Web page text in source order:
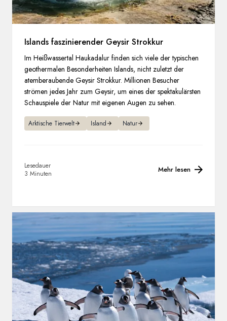
Islands faszinierender Geysir Strokkur
Im Heißwassertal Haukadalur finden sich viele der typischen
geothermalen Besonderheiten Islands, nicht zuletzt der
atemberaubende Geysir Strokkur. Millionen Besucher
strömen jedes Jahr zum Geysir, um eines der spektakulärsten
Schauspiele der Natur mit eigenen Augen zu sehen.
Arktische Tierwelt Island Natur
Lesedauer
3 Minuten
Mehr lesen